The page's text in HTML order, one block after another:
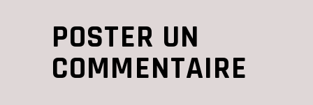
POSTER UN
COMMENTAIRE